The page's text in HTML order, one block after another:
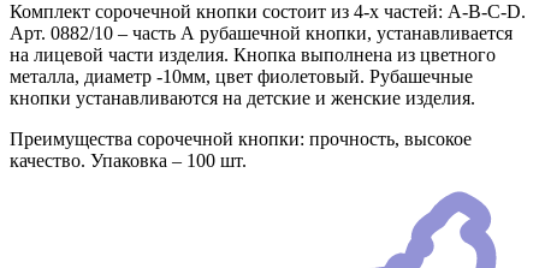
Комплект сорочечной кнопки состоит из 4-х частей: А-В-С-D.
Арт. 0882/10 – часть А рубашечной кнопки, устанавливается
на лицевой части изделия. Кнопка выполнена из цветного
металла, диаметр -10мм, цвет фиолетовый. Рубашечные
кнопки устанавливаются на детские и женские изделия.
Преимущества сорочечной кнопки: прочность, высокое
качество. Упаковка – 100 шт.